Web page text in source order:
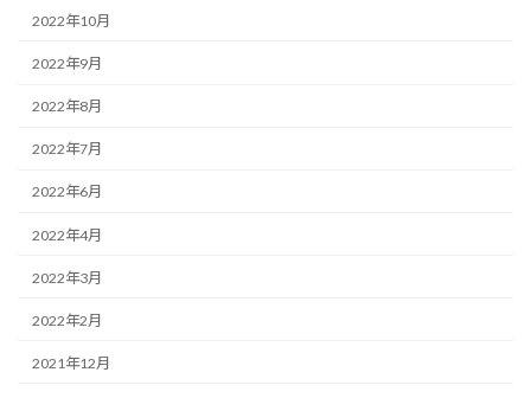
2022年10月
2022年9月
2022年8月
2022年7月
2022年6月
2022年4月
2022年3月
2022年2月
2021年12月